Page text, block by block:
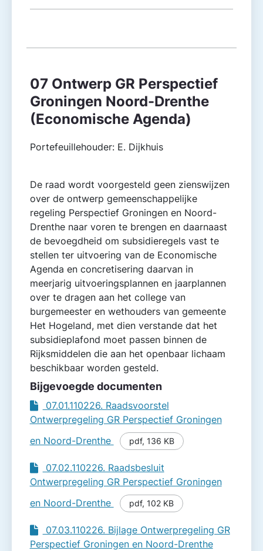
07 Ontwerp GR Perspectief
Groningen Noord-Drenthe
(Economische Agenda)
Portefeuillehouder: E. Dijkhuis
De raad wordt voorgesteld geen zienswijzen
over de ontwerp gemeenschappelijke
regeling Perspectief Groningen en Noord-
Drenthe naar voren te brengen en daarnaast
de bevoegdheid om subsidieregels vast te
stellen ter uitvoering van de Economische
Agenda en concretisering daarvan in
meerjarig uitvoeringsplannen en jaarplannen
over te dragen aan het college van
burgemeester en wethouders van gemeente
Het Hogeland, met dien verstande dat het
subsidieplafond moet passen binnen de
Rijksmiddelen die aan het openbaar lichaam
beschikbaar worden gesteld.
Bijgevoegde documenten
07.01.110226. Raadsvoorstel
Ontwerpregeling GR Perspectief Groningen
en Noord-Drenthe
pdf, 136 KB
07.02.110226. Raadsbesluit
Ontwerpregeling GR Perspectief Groningen
en Noord-Drenthe
pdf, 102 KB
07.03.110226. Bijlage Ontwerpregeling GR
Perspectief Groningen en Noord-Drenthe